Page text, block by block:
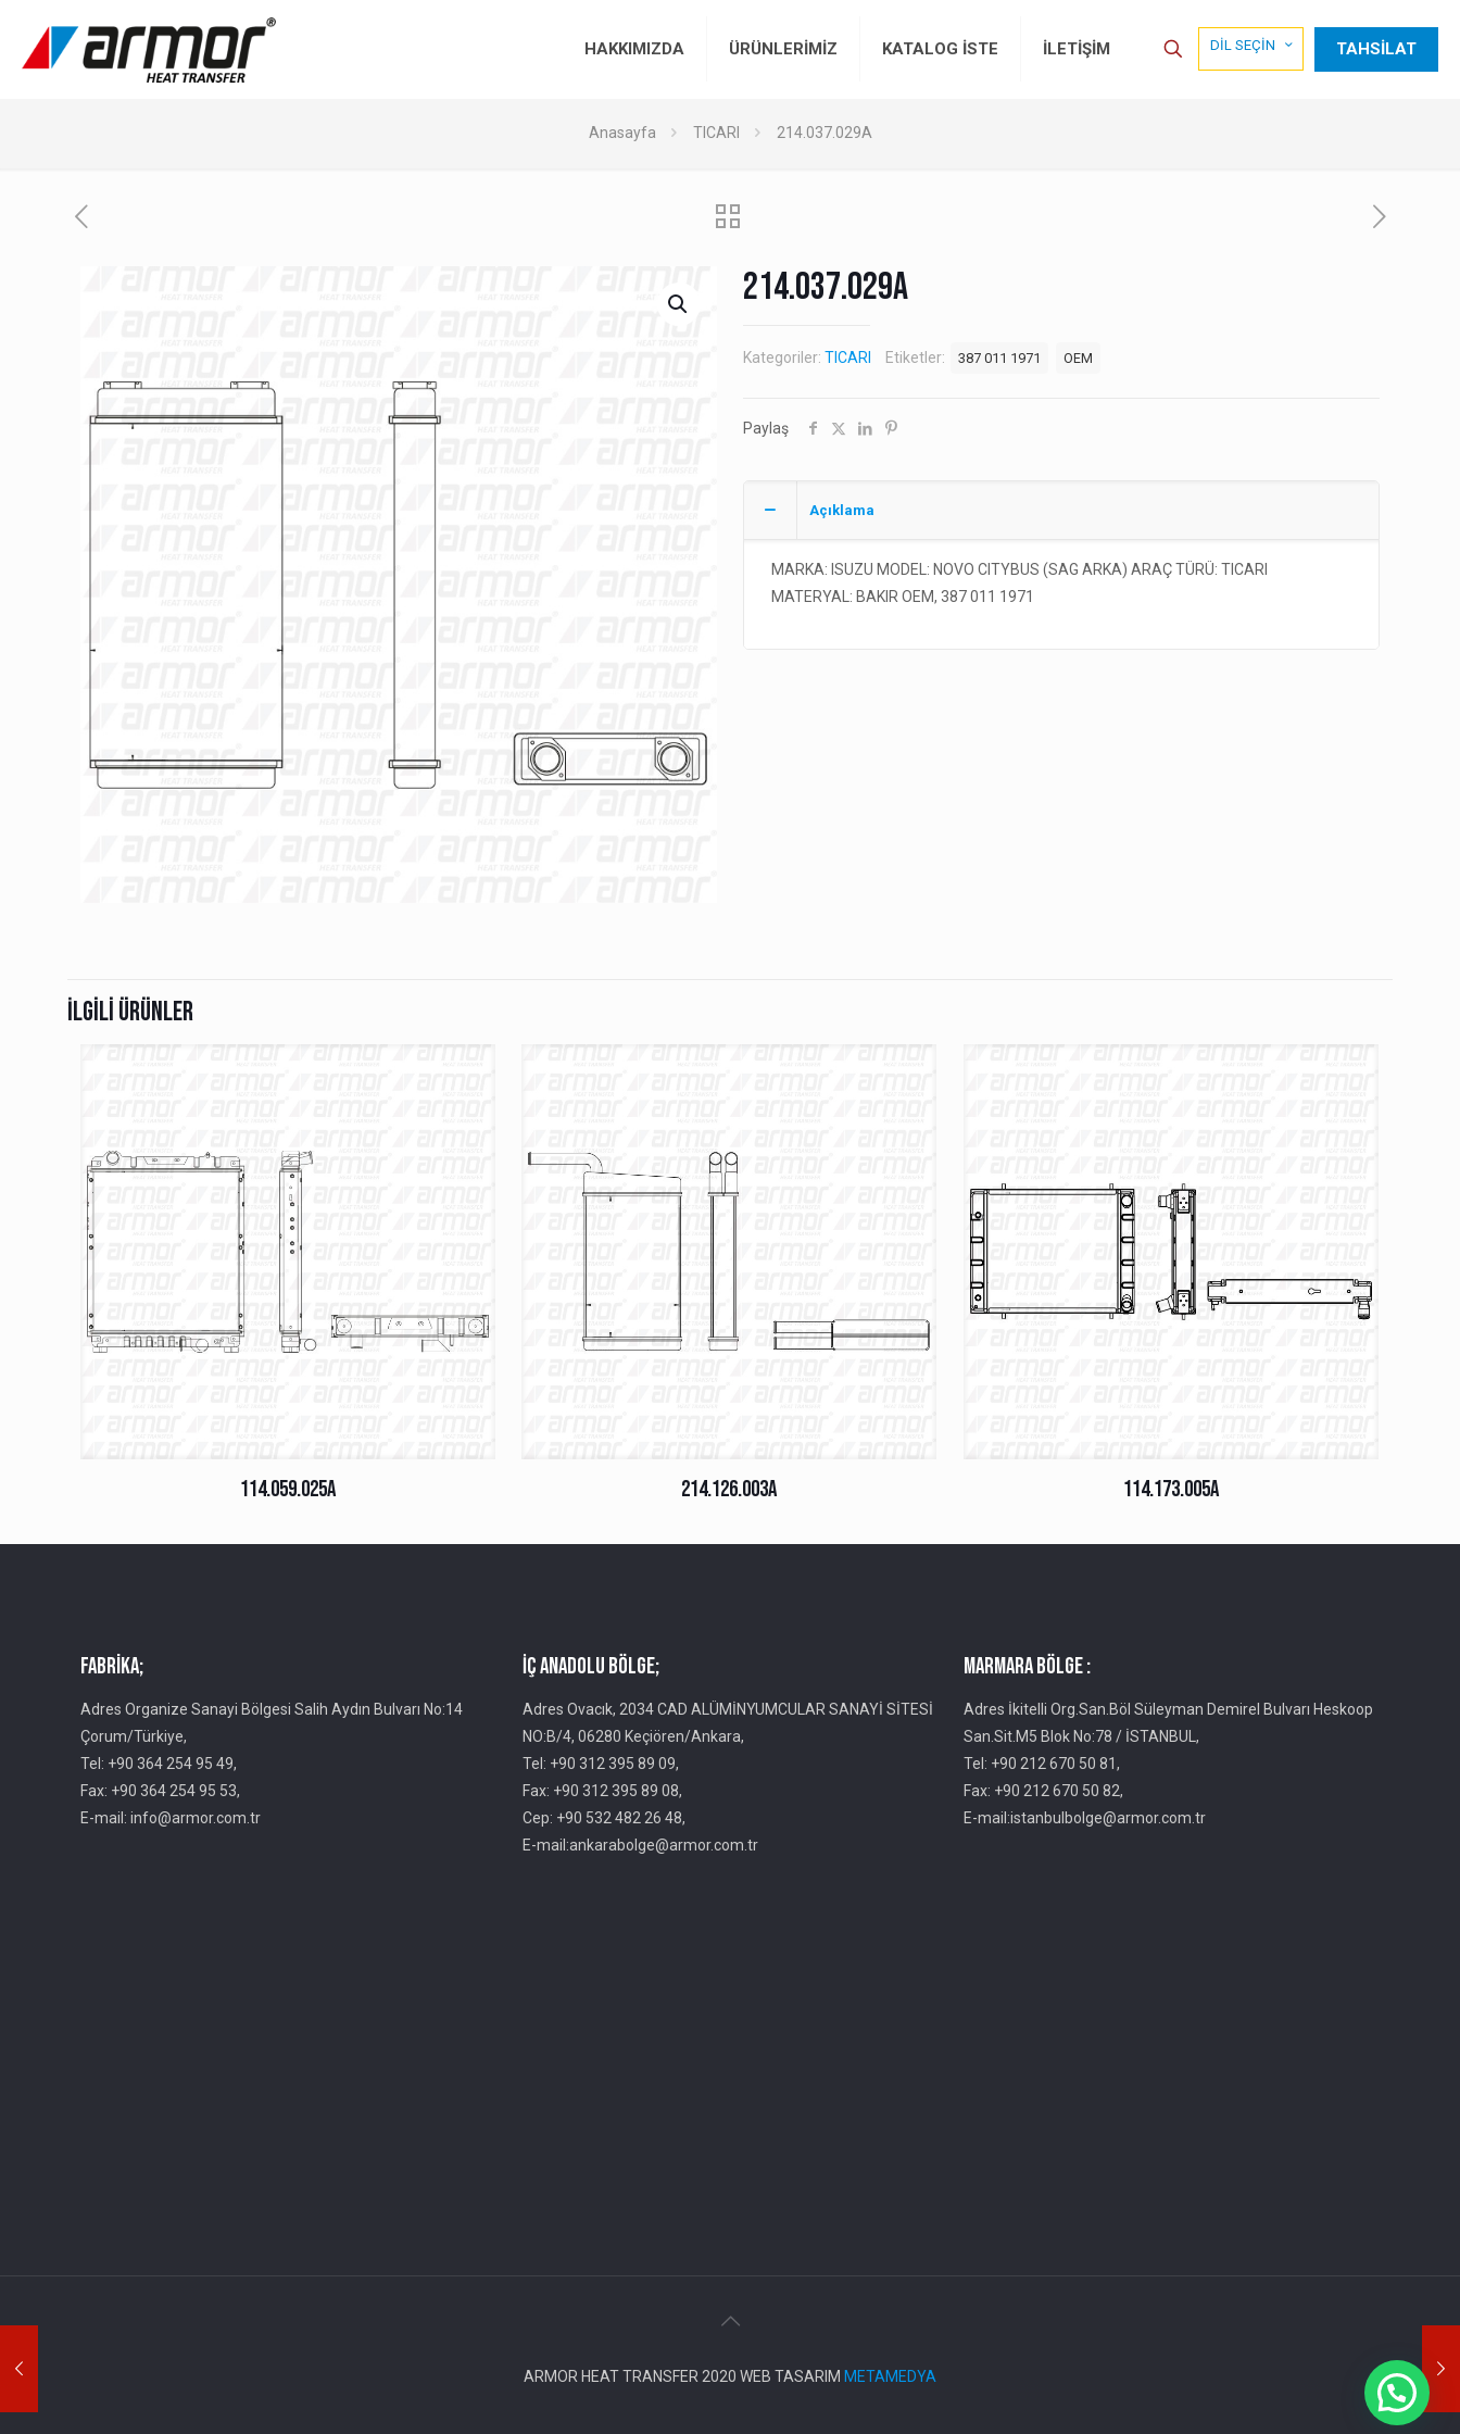
HAKKIMIZDA ÜRÜNLERİMİZ KATALOG İSTE İLETİŞİM DİL SEÇİN TAHSİLAT
Anasayfa TICARI 214.037.029A
214.037.029A
Kategoriler: TICARI Etiketler: 387 011 1971 OEM
Paylaş
Açıklama
MARKA: ISUZU MODEL: NOVO CITYBUS (SAG ARKA) ARAÇ TÜRÜ: TICARI
MATERYAL: BAKIR OEM, 387 011 1971
İlgili ürünler
114.059.025A 214.126.003A 114.173.005A
Fabrika;
Adres Organize Sanayi Bölgesi Salih Aydın Bulvarı No:14
Çorum/Türkiye,
Tel: +90 364 254 95 49,
Fax: +90 364 254 95 53,
E-mail: info@armor.com.tr
İç Anadolu Bölge;
Adres Ovacık, 2034 CAD ALÜMİNYUMCULAR SANAYİ SİTESİ
NO:B/4, 06280 Keçiören/Ankara,
Tel: +90 312 395 89 09,
Fax: +90 312 395 89 08,
Cep: +90 532 482 26 48,
E-mail:ankarabolge@armor.com.tr
MARMARA BÖLGE :
Adres İkitelli Org.San.Böl Süleyman Demirel Bulvarı Heskoop
San.Sit.M5 Blok No:78 / İSTANBUL,
Tel: +90 212 670 50 81,
Fax: +90 212 670 50 82,
E-mail:istanbulbolge@armor.com.tr
ARMOR HEAT TRANSFER 2020 WEB TASARIM METAMEDYA